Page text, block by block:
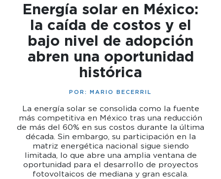
Energía solar en México:
la caída de costos y el
bajo nivel de adopción
abren una oportunidad
histórica
POR: MARIO BECERRIL
La energía solar se consolida como la fuente
más competitiva en México tras una reducción
de más del 60% en sus costos durante la última
década. Sin embargo, su participación en la
matriz energética nacional sigue siendo
limitada, lo que abre una amplia ventana de
oportunidad para el desarrollo de proyectos
fotovoltaicos de mediana y gran escala.